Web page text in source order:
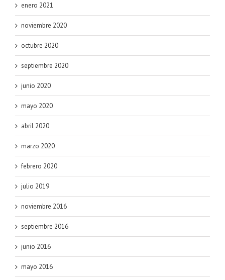
enero 2021
noviembre 2020
octubre 2020
septiembre 2020
junio 2020
mayo 2020
abril 2020
marzo 2020
febrero 2020
julio 2019
noviembre 2016
septiembre 2016
junio 2016
mayo 2016